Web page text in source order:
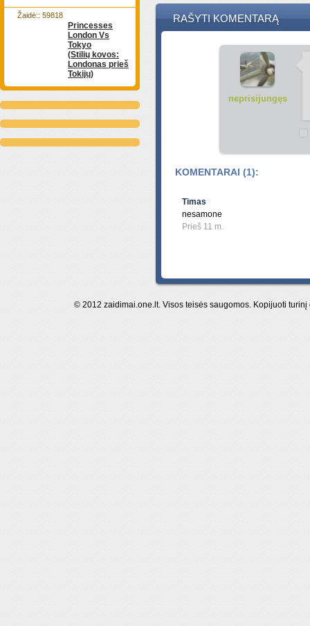
Princesses
London Vs
Tokyo
(Stilių kovos:
Londonas prieš
Tokijų)
Žaidė:: 59818 RAŠYTI KOMENTARĄ
neprisijungęs
KOMENTARAI (1):
Timas
nesamone
Prieš 11 m.
© 2012 zaidimai.one.lt. Visos teisės saugomos. Kopijuoti